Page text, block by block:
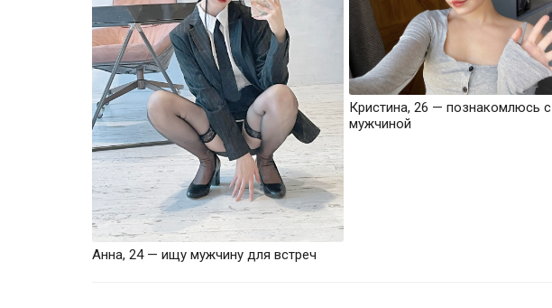
Анна, 24 — ищу мужчину для встреч
Кристина, 26 — познакомлюсь с
мужчиной